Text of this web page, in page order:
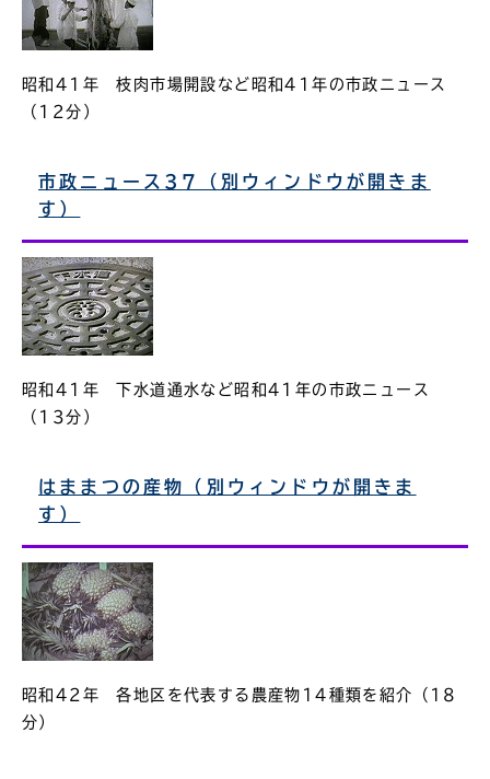
昭和41年 枝肉市場開設など昭和41年の市政ニュース
（12分）
市政ニュース37（別ウィンドウが開きま
す）
昭和41年 下水道通水など昭和41年の市政ニュース
（13分）
はままつの産物（別ウィンドウが開きま
す）
昭和42年 各地区を代表する農産物14種類を紹介（18
分）